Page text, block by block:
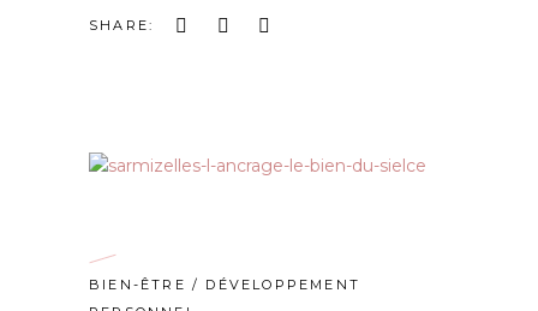
SHARE:
BIEN-ÊTRE / DÉVELOPPEMENT